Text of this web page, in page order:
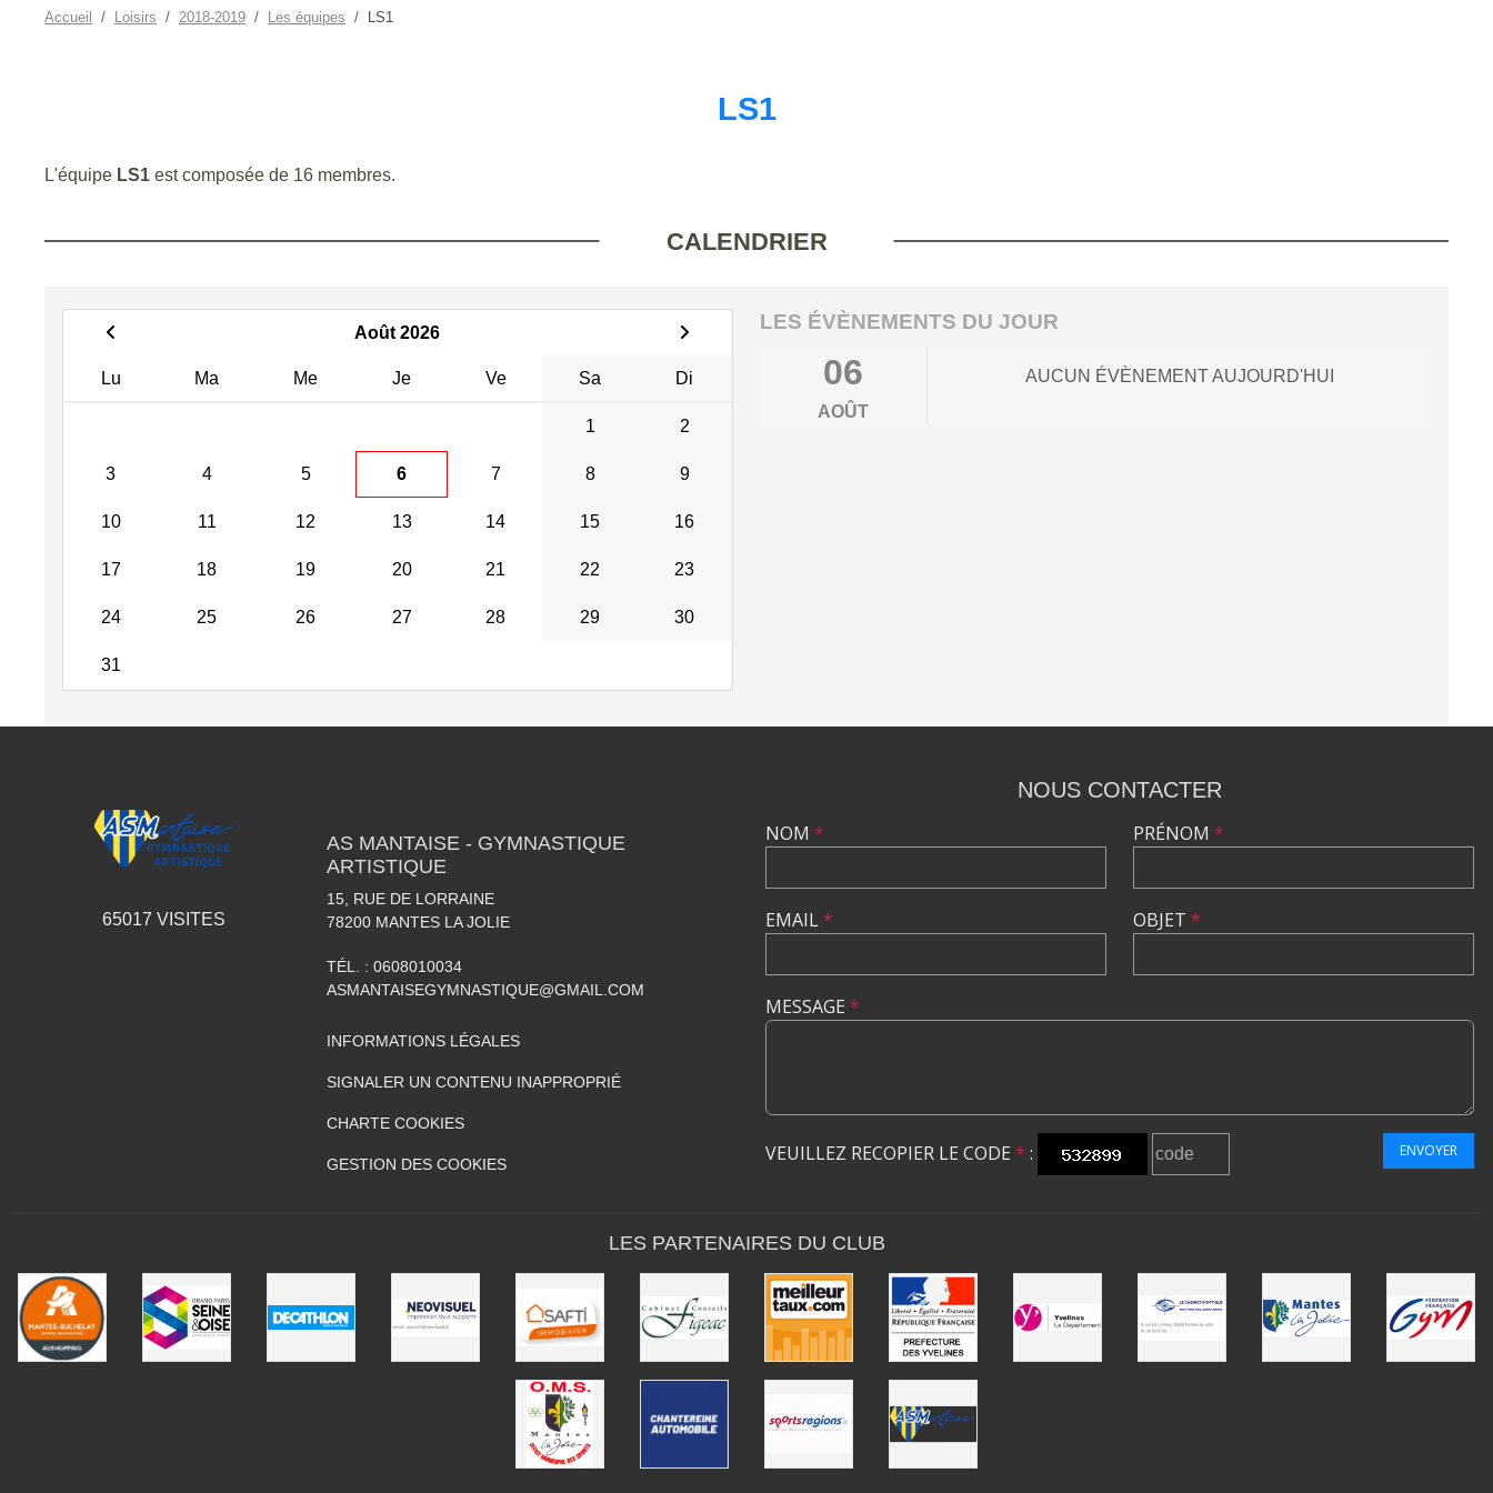
Accueil Loisirs 2018-2019 Les équipes LS1
LS1
L'équipe LS1 est composée de 16 membres.
CALENDRIER
Août 2026
Lu Ma Me Je Ve Sa Di
1 2
3 4 5 6 7 8 9
10 11 12 13 14 15 16
17 18 19 20 21 22 23
24 25 26 27 28 29 30
31
LES ÉVÈNEMENTS DU JOUR
06
AOÛT
AUCUN ÉVÈNEMENT AUJOURD'HUI
65017 VISITES
AS MANTAISE - GYMNASTIQUE
ARTISTIQUE
15, RUE DE LORRAINE
78200 MANTES LA JOLIE
TÉL. : 0608010034
ASMANTAISEGYMNASTIQUE@GMAIL.COM
INFORMATIONS LÉGALES
SIGNALER UN CONTENU INAPPROPRIÉ
CHARTE COOKIES
GESTION DES COOKIES
NOUS CONTACTER
NOM *
EMAIL*
PRÉNOM *
OBJET *
MESSAGE *
VEUILLEZ RECOPIER LE CODE * : ENVOYER
LES PARTENAIRES DU CLUB